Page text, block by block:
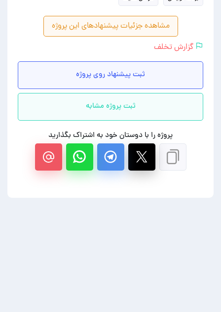
مشاهده جزئیات پیشنهادهای این پروژه
گزارش تخلف
ثبت پیشنهاد روی پروژه
ثبت پروژه مشابه
پروژه را با دوستان خود به اشتراک بگذارید